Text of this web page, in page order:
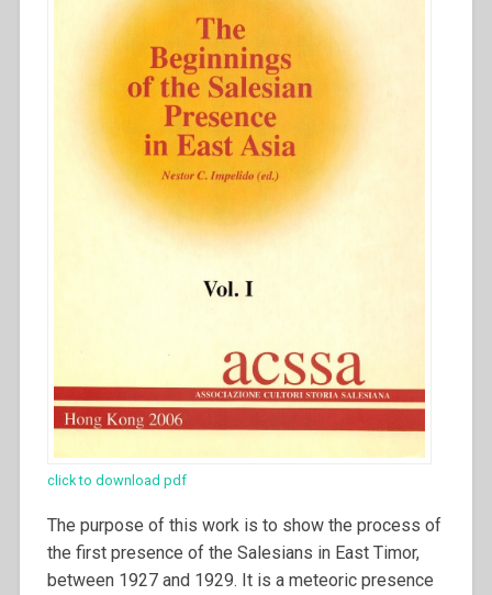
click to download pdf
The purpose of this work is to show the process of
the first presence of the Salesians in East Timor,
between 1927 and 1929. It is a meteoric presence